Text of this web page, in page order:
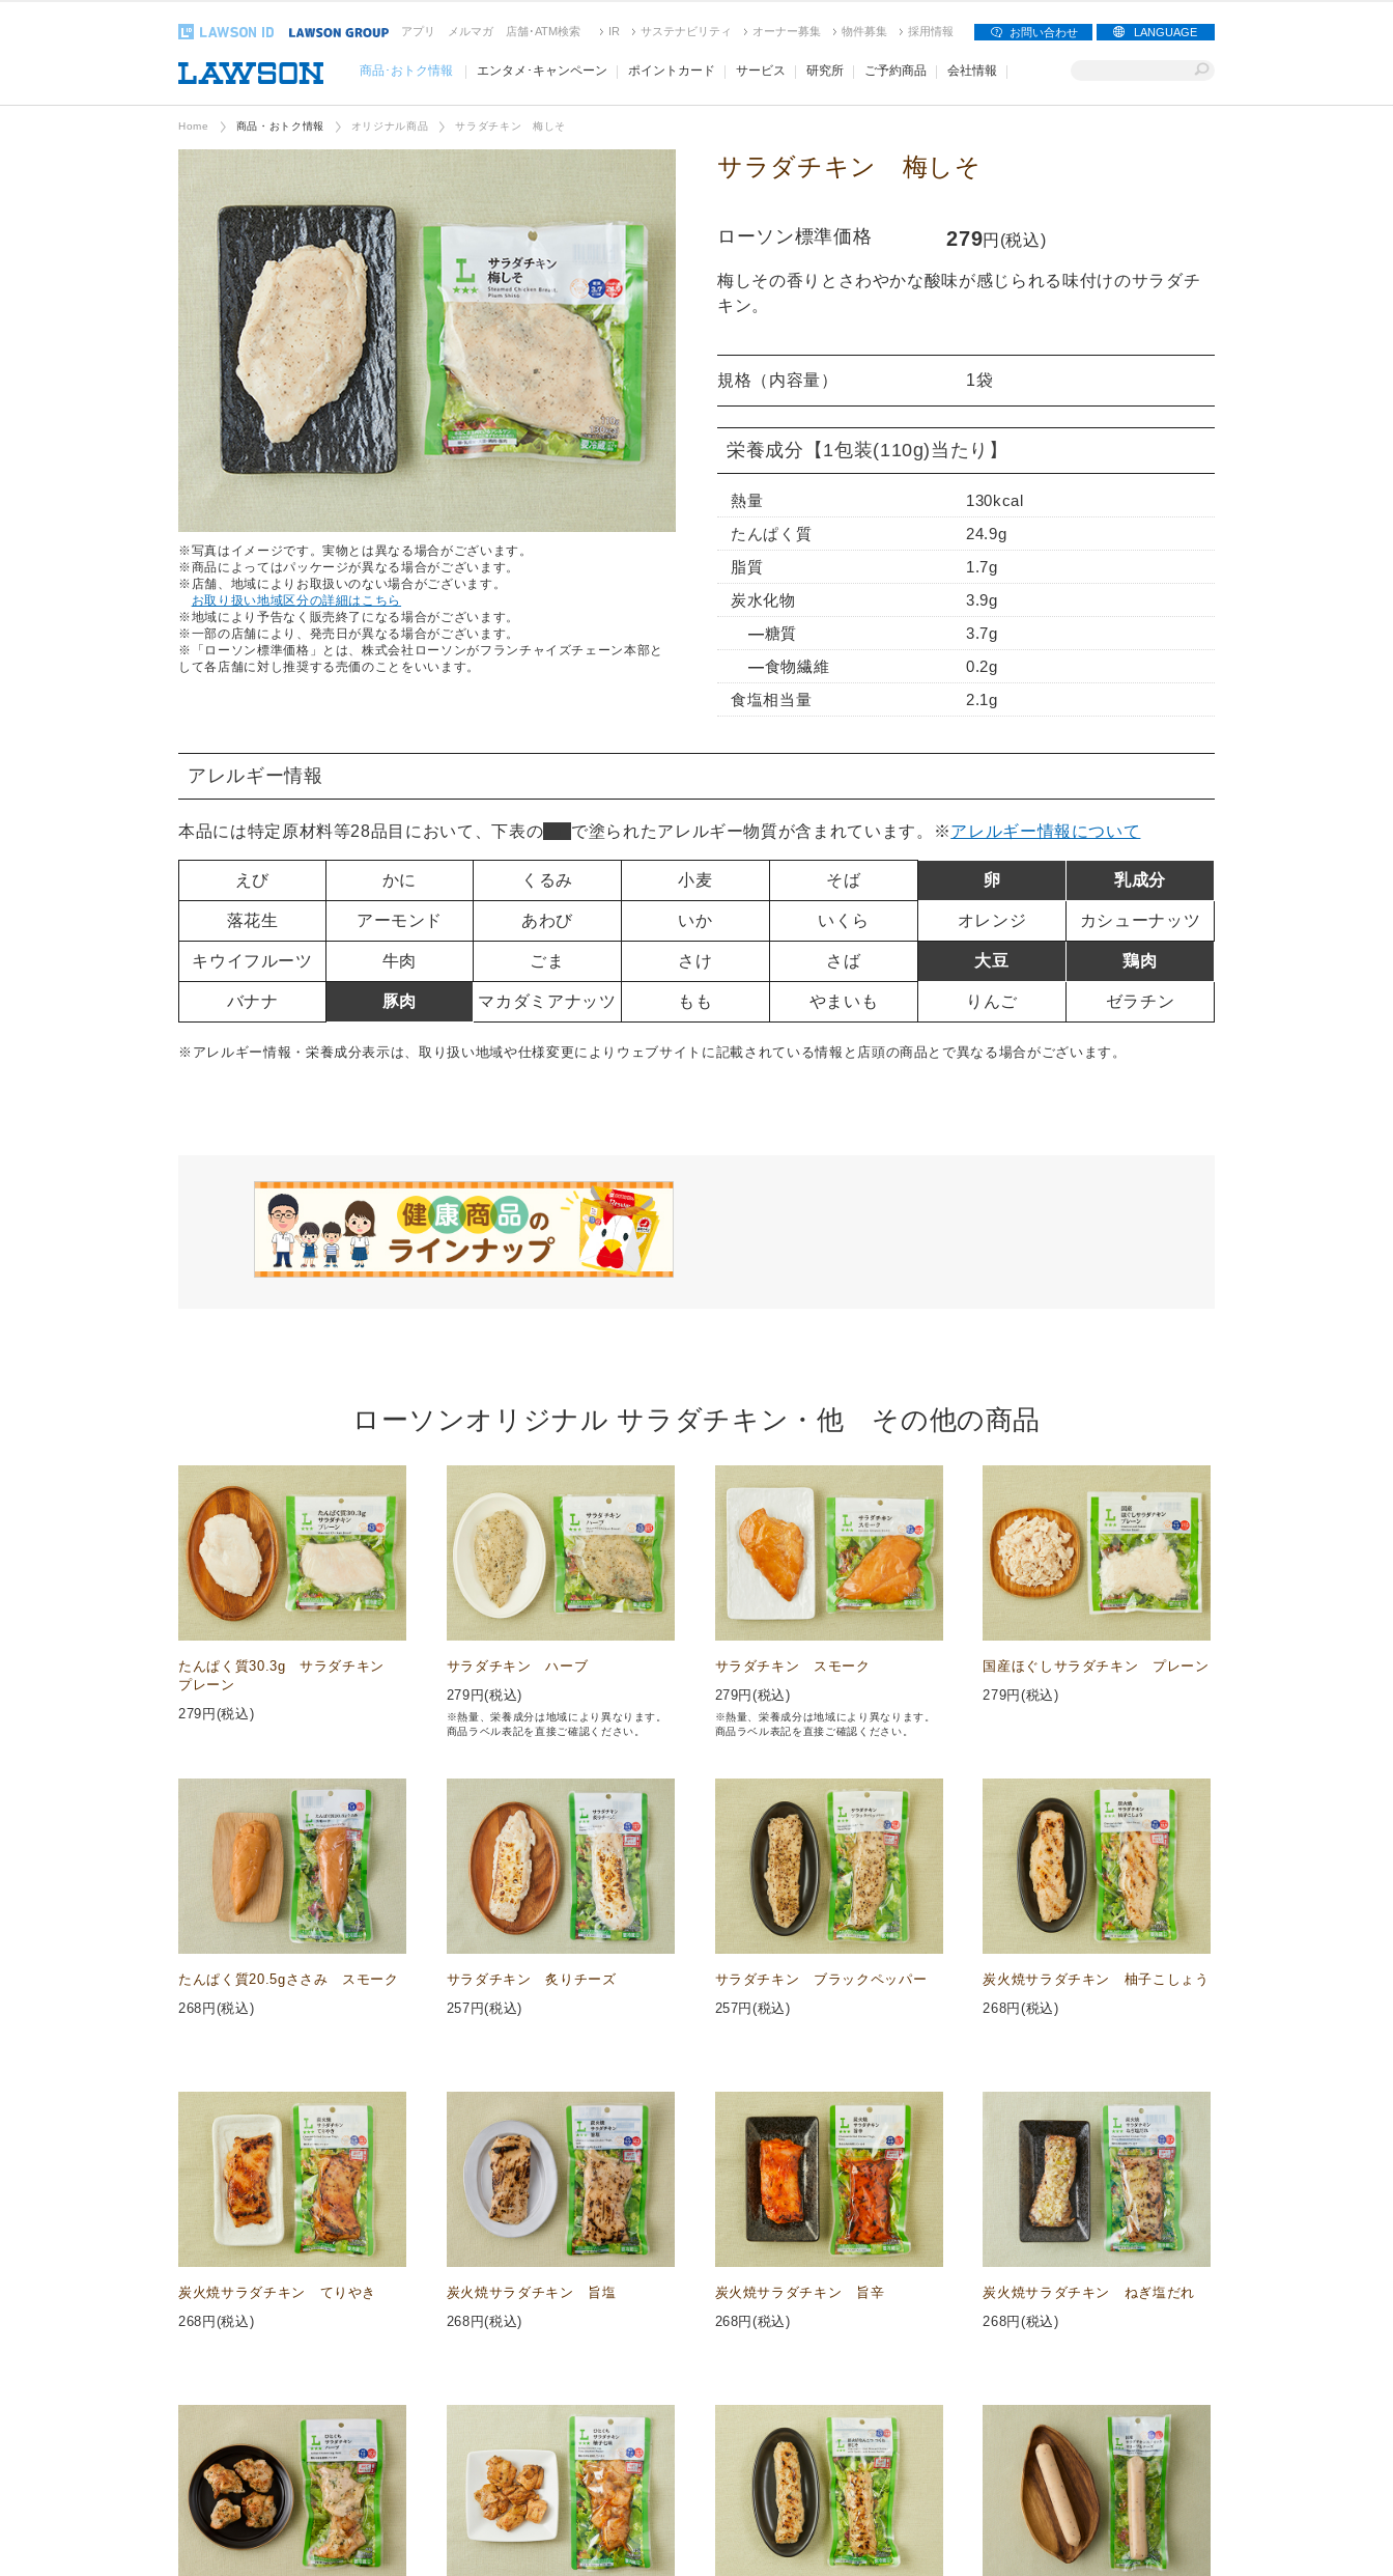
アプリ メルマガ 店舗･ATM検索 IR サステナビリティ オーナー募集 物件募集 採用情報 お問い合わせ LANGUAGE
商品･おトク情報 エンタメ･キャンペーン ポイントカード サービス 研究所 ご予約商品 会社情報
Home 商品・おトク情報 オリジナル商品 サラダチキン 梅しそ
※写真はイメージです。実物とは異なる場合がございます。
※商品によってはパッケージが異なる場合がございます。
※店舗、地域によりお取扱いのない場合がございます。
お取り扱い地域区分の詳細はこちら
※地域により予告なく販売終了になる場合がございます。
※一部の店舗により、発売日が異なる場合がございます。
※「ローソン標準価格」とは、株式会社ローソンがフランチャイズチェーン本部と
して各店舗に対し推奨する売価のことをいいます。
サラダチキン 梅しそ
ローソン標準価格 279円(税込)
梅しその香りとさわやかな酸味が感じられる味付けのサラダチ
キン。
規格（内容量） 1袋
栄養成分 【1包装(110g)当たり】
熱量
130kcal
たんぱく質
24.9g
脂質
1.7g
炭水化物
3.9g
糖質
3.7g
食物繊維
0.2g
食塩相当量
2.1g
アレルギー情報
本品には特定原材料等28品目において、下表の で塗られたアレルギー物質が含まれています。 ※アレルギー情報について
えび かに くるみ 小麦 そば 卵 乳成分
落花生 アーモンド あわび いか いくら オレンジ カシューナッツ
キウイフルーツ 牛肉 ごま さけ さば 大豆 鶏肉
バナナ 豚肉 マカダミアナッツ もも やまいも りんご ゼラチン
※アレルギー情報・栄養成分表示は、取り扱い地域や仕様変更によりウェブサイトに記載されている情報と店頭の商品とで異なる場合がございます。
ローソンオリジナル サラダチキン・他 その他の商品
たんぱく質30.3g サラダチキン
プレーン
279 円(税込)
サラダチキン ハーブ
279 円(税込)
※熱量、栄養成分は地域により異なります。
商品ラベル表記を直接ご確認ください。
サラダチキン スモーク
279円(税込)
※熱量、栄養成分は地域により異なります。
商品ラベル表記を直接ご確認ください。
国産ほぐしサラダチキン プレーン
279円(税込)
たんぱく質20.5gささみ スモーク
268 円(税込)
サラダチキン 炙りチーズ
257 円(税込)
サラダチキン ブラックペッパー
257円(税込)
炭火焼サラダチキン 柚子こしょう
268円(税込)
炭火焼サラダチキン てりやき
268 円(税込)
炭火焼サラダチキン 旨塩
268 円(税込)
炭火焼サラダチキン 旨辛
268円(税込)
炭火焼サラダチキン ねぎ塩だれ
268円(税込)